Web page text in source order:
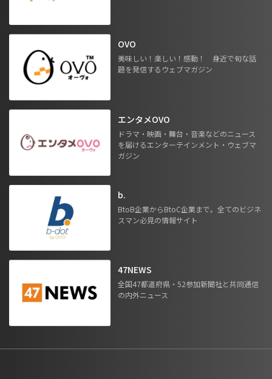
OVO
美味しい！楽しい！感動！ 身近で旬な話
題を発信するウェブマガジン
エンタメOVO
ドラマ・映画・舞台・音楽などのニュース
を届けるエンターテインメント・ウェブマ
ガジン
b.
BtoB企業からBtoC企業まで。全てのビジネ
スマン必見の情報サイト
47NEWS
全国47都道府県・52参加新聞社と共同通信
の内外ニュース